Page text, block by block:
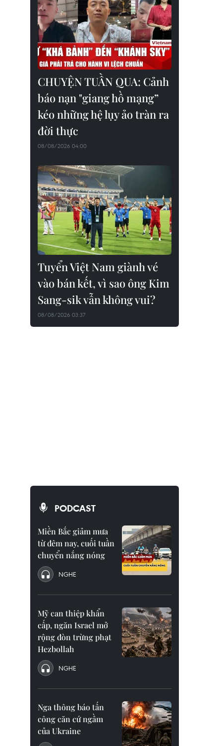
CHUYỆN TUẦN QUA: Cảnh
báo nạn "giang hồ mạng”
kéo những hệ lụy ảo tràn ra
đời thực
08/08/2026 04:00
Tuyển Việt Nam giành vé
vào bán kết, vì sao ông Kim
Sang-sik vẫn không vui?
08/08/2026 03:37
PODCAST
Miền Bắc giảm mưa
từ đêm nay, cuối tuần
chuyển nắng nóng
NGHE
Mỹ can thiệp khẩn
cấp, ngăn Israel mở
rộng đòn trừng phạt
Hezbollah
NGHE
Nga thông báo tấn
công căn cứ ngầm
của Ukraine